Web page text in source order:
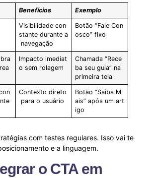
Benefícios Exemplo
Visibilidade con
stante durante a
navegação
Botão “Fale Con
osco” fixo
Impacto imediat
o sem rolagem
Chamada “Rece
ba seu guia” na
primeira tela
Contexto direto
para o usuário
Botão “Saiba M
ais” após um art
igo
com testes regulares. Isso vai te
e a linguagem.
o CTA em